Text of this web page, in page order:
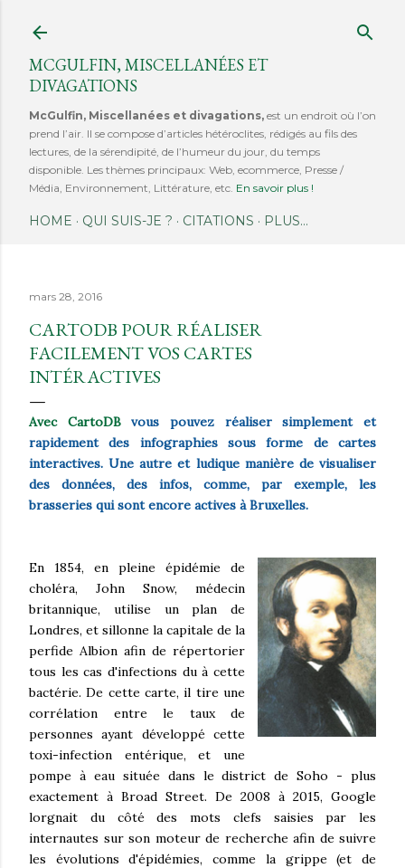
MCGULFIN, MISCELLANÉES ET
DIVAGATIONS
McGulfin, Miscellanées et divagations, est un endroit où l’on
prend l’air. Il se compose d’articles hétéroclites, rédigés au fils des
lectures, de la sérendipité, de l’humeur du jour, du temps
disponible. Les thèmes principaux: Web, ecommerce, Presse /
Média, Environnement, Littérature, etc. En savoir plus !
HOME QUI SUIS-JE ? CITATIONS PLUS…
mars 28, 2016
CARTODB POUR RÉALISER
FACILEMENT VOS CARTES
INTÉRACTIVES
Avec CartoDBvous pouvez réaliser simplement et
rapidement des infographies sous forme de cartes
interactives. Une autre et ludique manière de visualiser
des données, des infos, comme, par exemple, les
brasseries qui sont encore actives à Bruxelles.
En 1854, en pleine épidémie de
choléra, John Snow, médecin
britannique, utilise un plan de
Londres, et sillonne la capitale de la
perfide Albion afin de répertorier
tous les cas d'infections du à cette
bactérie. De cette carte, il tire une
corrélation entre le taux de
personnes ayant développé cette
toxi-infection entérique, et une
pompe à eau située dans le district de Soho - plus
exactement à Broad Street. De 2008 à 2015, Google
lorgnait du côté des mots clefs saisies par les
internautes sur son moteur de recherche afin de suivre
les évolutions d'épidémies, comme la grippe (et de